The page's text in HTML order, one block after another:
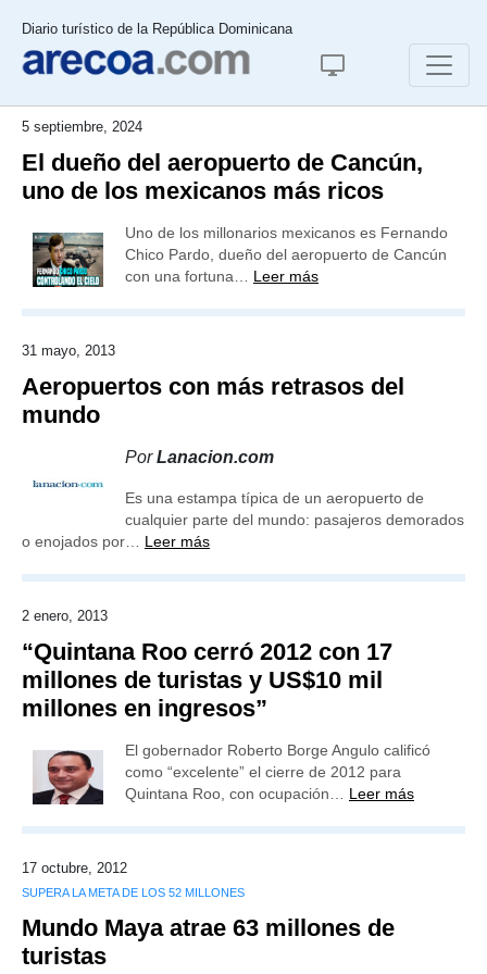
Diario turístico de la República Dominicana
5 septiembre, 2024
El dueño del aeropuerto de Cancún,
uno de los mexicanos más ricos
Uno de los millonarios mexicanos es Fernando
Chico Pardo, dueño del aeropuerto de Cancún
con una fortuna… Leer más
31 mayo, 2013
Aeropuertos con más retrasos del
mundo
PorLanacion.com
Es una estampa típica de un aeropuerto de
cualquier parte del mundo: pasajeros demorados
o enojados por… Leer más
2 enero, 2013
“Quintana Roo cerró 2012 con 17
millones de turistas y US$10 mil
millones en ingresos”
El gobernador Roberto Borge Angulo calificó
como “excelente” el cierre de 2012 para
Quintana Roo, con ocupación… Leer más
17 octubre, 2012
SUPERA LA META DE LOS 52 MILLONES
Mundo Maya atrae 63 millones de
turistas